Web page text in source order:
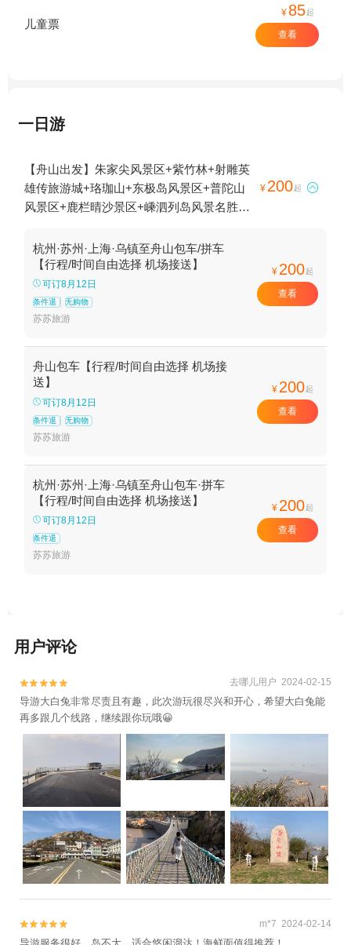
儿童票
¥ 85起
查看
一日游
【舟山出发】朱家尖风景区+紫竹林+射雕英
雄传旅游城+珞珈山+东极岛风景区+普陀山
风景区+鹿栏晴沙景区+嵊泗列岛风景名胜区
花岛风景区+乌石山+法雨寺+普济禅寺+安期
峰景区+基湖沙滩+乌石塘+慧济禅寺+小梅山
山顶公园+塔湾金沙景区+朱家尖大青山景区
+舟山跨海大桥+不肯去观音院+南海观音+佛
顶山+二龟听法石+心字石+梅福庵+千步大沙
+朱家尖南沙景区+上海至舟山往返巴士+双
合石壁+舟山前景君廷温泉+杭州至舟山城际
巴士+磨心山景区+十里金沙垂钓园+洛迦山
+嵊泗渔家乐+多宝塔+桃花寨+普陀山至上海
快艇+朱家尖白山景区+舟山欢乐水世界+普
绿城喜来登酒店自助餐厅+普陀山观音圣境文
化体验馆+舟山水上飞机游览+“不肯去观音
号”仿古游船+舟山骑行+普陀山飞行体验+东
沙+普陀山夜游巴士+舟山本地玩乐+舟山
+普陀山佛顶山索道+海印池+双合石头记皮
划艇俱乐部+朱家尖观音法界+东海郊野公园
+岱山岛+普陀山剧院+舟山海洋运动休闲中
心+朱家尖白沙码头+普陀山图崴山庄+舟山
瀛洲民间博物馆+舟山长乔海洋公园+舟山长
乔海洋国际旅游度假区+舟山保利开元森泊度
假乐园+舟山长乔海豚湾水公园+舟山出海游
船捕鱼基地+舟山长乔雨林动物公园+海上渔
夫·出海捕鱼(朱家尖店)+舟山长乔鲨鱼湾四季
海水浴场+朱家尖白沙码头出海捕鱼+朱家尖
海钓俱乐部1日游
¥ 200起 
杭州·苏州·上海·乌镇至舟山包车/拼车
【行程/时间自由选择 机场接送】
可订8月12日
条件退 无购物
苏苏旅游
¥ 200起
查看
舟山包车【行程/时间自由选择 机场接
送】
可订8月12日
条件退 无购物
苏苏旅游
¥ 200起
查看
杭州·苏州·上海·乌镇至舟山包车·拼车
【行程/时间自由选择 机场接送】
可订8月12日
条件退
苏苏旅游
¥ 200起
查看
用户评论

 去哪儿用户 2024-02-15
导游大白兔非常尽责且有趣，此次游玩很尽兴和开心，希望大白兔能
再多跟几个线路，继续跟你玩哦😀

 m*7 2024-02-14